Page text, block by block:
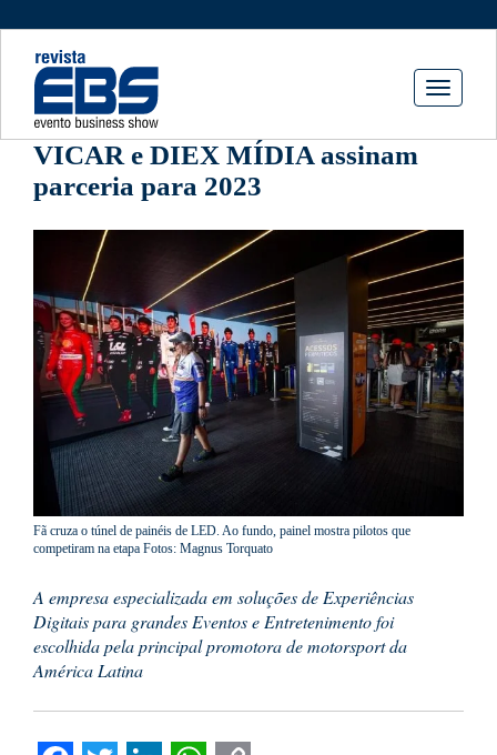
Toggle
VICAR e DIEX MÍDIA assinam
parceria para 2023
Fã cruza o túnel de painéis de LED. Ao fundo, painel mostra pilotos que
competiram na etapa Fotos: Magnus Torquato
A empresa especializada em soluções de Experiências
Digitais para grandes Eventos e Entretenimento foi
escolhida pela principal promotora de motorsport da
América Latina